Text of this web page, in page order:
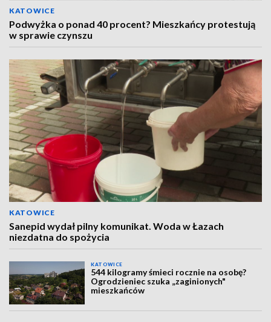
KATOWICE
Podwyżka o ponad 40 procent? Mieszkańcy protestują
w sprawie czynszu
KATOWICE
Sanepid wydał pilny komunikat. Woda w Łazach
niezdatna do spożycia
KATOWICE
544 kilogramy śmieci rocznie na osobę?
Ogrodzieniec szuka „zaginionych"
mieszkańców